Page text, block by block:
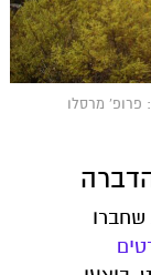
פרופ' מרסלו
שחברו